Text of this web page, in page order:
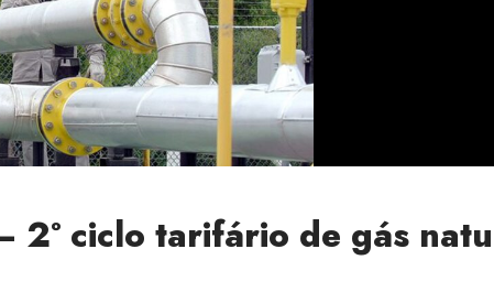
2º ciclo tarifário de gás